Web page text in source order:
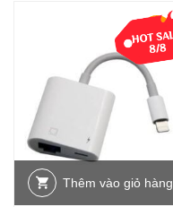
-16%
Thêm vào giỏ hàng